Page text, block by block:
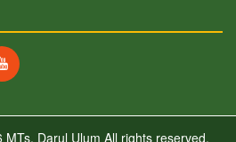
MTs. Darul Ulum All rights reserved.